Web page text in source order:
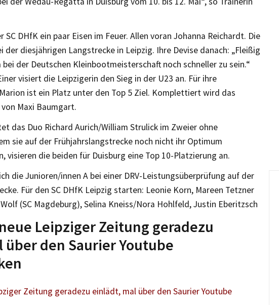
SC DHfK ein paar Eisen im Feuer. Allen voran Johanna Reichardt. Die
der diesjährigen Langstrecke in Leipzig. Ihre Devise danach: „Fleißig
der Deutschen Kleinbootmeisterschaft noch schneller zu sein.“
visiert die Leipzigerin den Sieg in der U23 an. Für ihre
ist ein Platz unter den Top 5 Ziel. Komplettiert wird das
Maxi Baumgart.
das Duo Richard Aurich/William Strulick im Zweier ohne
sie auf der Frühjahrslangstrecke noch nicht ihr Optimum
visieren die beiden für Duisburg eine Top 10-Platzierung an.
die Junioren/innen A bei einer DRV-Leistungsüberprüfung auf der
Für den SC DHfK Leipzig starten: Leonie Korn, Mareen Tetzner
(SC Magdeburg), Selina Kneiss/Nora Hohlfeld, Justin Eberitzsch
Leipziger Zeitung geradezu
den Saurier Youtube
Zeitung geradezu einlädt, mal über den Saurier Youtube